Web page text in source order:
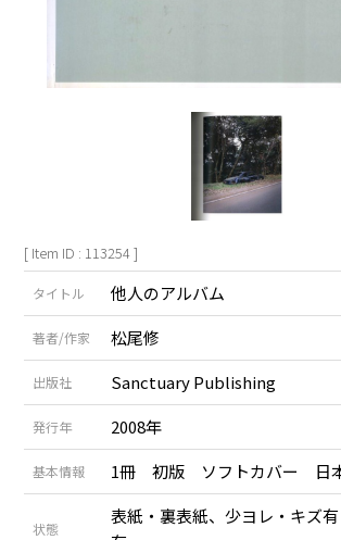
[ Item ID : 113254 ]
タイトル 他人のアルバム
著者/作家 松尾修
出版社 Sanctuary Publishing
発行年 2008年
基本情報 1冊 初版 ソフトカバー 日
状態
表紙・裏表紙、少ヨレ・キズ